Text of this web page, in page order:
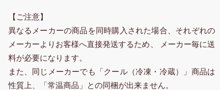
【ご注意】
異なるメーカーの商品を同時購入された場合、それぞれの
メーカーよりお客様へ直接発送するため、 メーカー毎に送
料が必要になります。
また、同じメーカーでも「クール（冷凍・冷蔵）」商品は
性質上、「常温商品」との同梱が出来ません。